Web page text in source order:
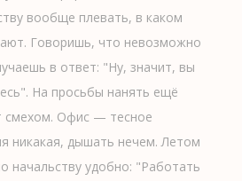
вообще плевать, в каком
Говоришь, что невозможно
в ответ: "Ну, значит, вы
На просьбы нанять ещё
смехом. Офис — тесное
никакая, дышать нечем. Летом
начальству удобно: "Работать